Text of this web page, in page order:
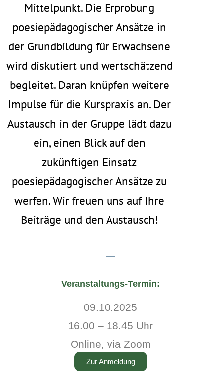
Mittelpunkt. Die Erprobung
poesiepädagogischer Ansätze in
der Grundbildung für Erwachsene
wird diskutiert und wertschätzend
begleitet. Daran knüpfen weitere
Impulse für die Kurspraxis an. Der
Austausch in der Gruppe lädt dazu
ein, einen Blick auf den
zukünftigen Einsatz
poesiepädagogischer Ansätze zu
werfen. Wir freuen uns auf Ihre
Beiträge und den Austausch!
Veranstaltungs-Termin:
09.10.2025
16.00 – 18.45 Uhr
Online, via Zoom
Zur Anmeldung